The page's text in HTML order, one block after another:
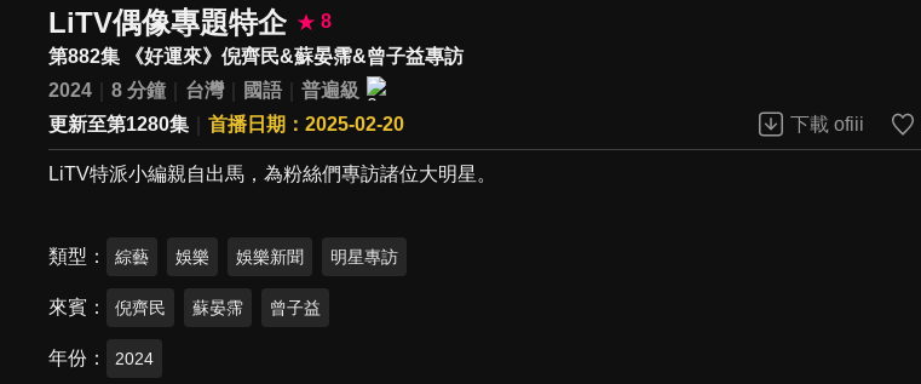
LiTV偶像專題特企
8
第882集 《好運來》倪齊民&蘇晏霈&曾子益專訪
2024
8 分鐘 台灣 國語
普遍級
更新至第1280集
首播日期：2025-02-20 下載 ofiii
LiTV特派小編親自出馬，為粉絲們專訪諸位大明星。
類型 綜藝 娛樂 娛樂新聞 明星專訪
來賓 倪齊民 蘇晏霈 曾子益
年份 2024